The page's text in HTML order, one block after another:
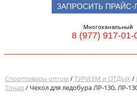
ЗАПРОСИТЬ ПРАЙС-
Многоканальный
8 (977) 917-01-
Спорттовары оптом /ТУРИЗМ и ОТДЫХ /
Тонар / Чехол для ледобура ЛР-130, ЛР-